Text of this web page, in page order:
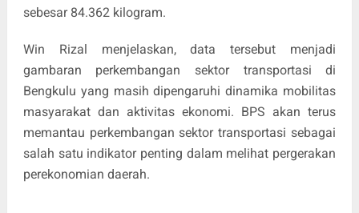
sebesar 84.362 kilogram.
Win Rizal menjelaskan, data tersebut menjadi
gambaran perkembangan sektor transportasi di
Bengkulu yang masih dipengaruhi dinamika mobilitas
masyarakat dan aktivitas ekonomi. BPS akan terus
memantau perkembangan sektor transportasi sebagai
salah satu indikator penting dalam melihat pergerakan
perekonomian daerah.